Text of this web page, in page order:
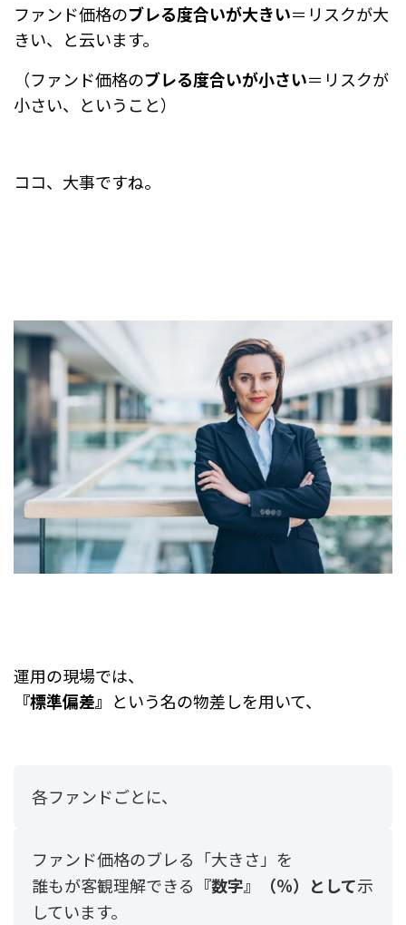
ファンド価格のブレる度合いが大きい＝リスクが大
きい、と云います。
（ファンド価格のブレる度合いが小さい＝リスクが
小さい、ということ）
ココ、大事ですね。
運用の現場では、
『標準偏差』 という名の物差しを用いて、
各ファンドごとに、
ファンド価格のブレる「大きさ」を
誰もが客観理解できる 『数字』（％）として示
しています。